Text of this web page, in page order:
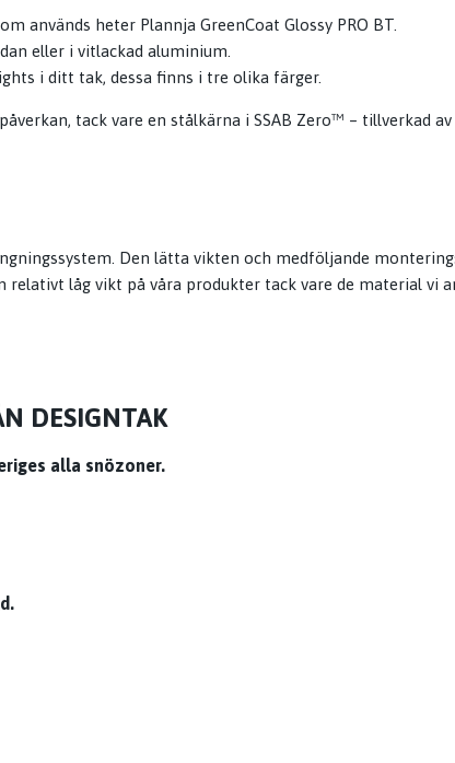
används heter Plannja GreenCoat Glossy PRO BT.
eller i vitlackad aluminium.
i ditt tak, dessa finns i tre olika färger.
tack vare en stålkärna i SSAB Zero™ – tillverkad
Den lätta vikten och medföljande
låg vikt på våra produkter tack vare de material vi
DESIGNTAK
alla snözoner.